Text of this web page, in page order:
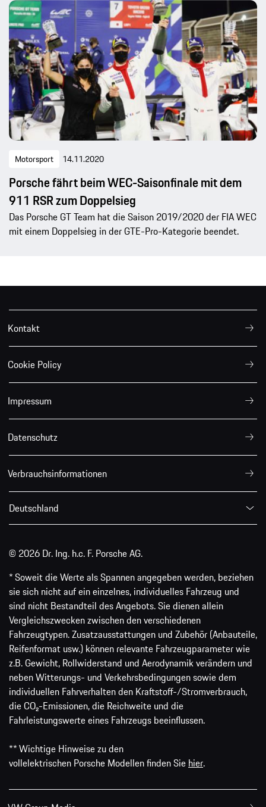
Motorsport 14.11.2020
Porsche fährt beim WEC-Saisonfinale mit dem
911 RSR zum Doppelsieg
Das Porsche GT Team hat die Saison 2019/2020 der FIA WEC
mit einem Doppelsieg in der GTE-Pro-Kategorie beendet.
Kontakt
Cookie Policy
Impressum
Datenschutz
Verbrauchsinformationen
Deutschland
© 2026 Dr. Ing. h.c. F. Porsche AG.
* Soweit die Werte als Spannen angegeben werden, beziehen
sie sich nicht auf ein einzelnes, individuelles Fahrzeug und
sind nicht Bestandteil des Angebots. Sie dienen allein
Vergleichszwecken zwischen den verschiedenen
Fahrzeugtypen. Zusatzausstattungen und Zubehör (Anbauteile,
Reifenformat usw.) können relevante Fahrzeugparameter wie
z.B. Gewicht, Rollwiderstand und Aerodynamik verändern und
neben Witterungs- und Verkehrsbedingungen sowie dem
individuellen Fahrverhalten den Kraftstoff-/Stromverbrauch,
die CO₂-Emissionen, die Reichweite und die
Fahrleistungswerte eines Fahrzeugs beeinflussen.
** Wichtige Hinweise zu den
vollelektrischen Porsche Modellen finden Sie hier.